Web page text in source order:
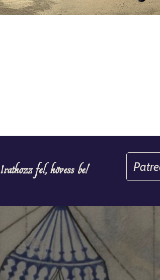
Iratkozz fel, kövess be!